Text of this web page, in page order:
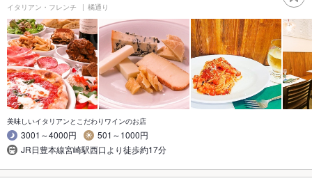
イタリアン・フレンチ 橘通り
美味しいイタリアンとこだわりワインのお店
3001～4000円
501～1000円
JR日豊本線宮崎駅西口より徒歩約17分